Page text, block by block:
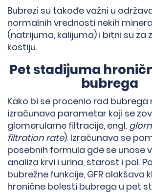
Bubrezi su takođe važni u
normalnih vrednosti nekih
(natrijuma, kalijuma) i bitni su za
kostiju.
Pet stadijuma
bubrega
Kako bi se procenio rad bubrega
izračunava parametar koji se
glomerularne filtracije, engl.
filtration rate). Izračunava se
posebnih formula gde se unose
analiza krvi i urina, starost i pol.
bubrežne funkcije, GFR olakšava
hronične bolesti bubrega u pet